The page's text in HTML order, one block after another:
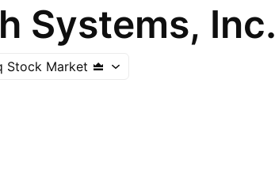
Systems, Inc.
Stock Market